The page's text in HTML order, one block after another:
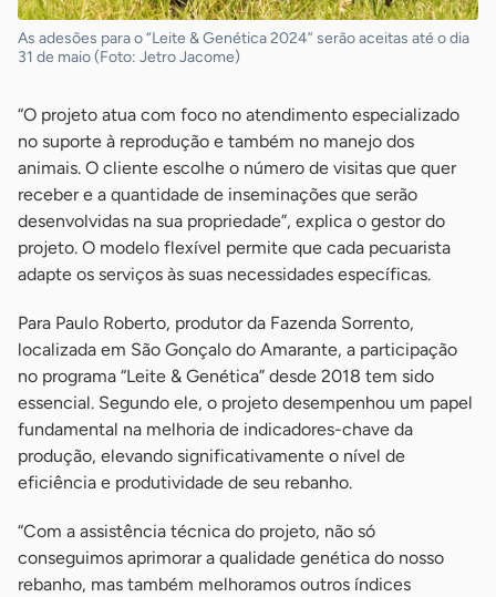
As adesões para o “Leite & Genética 2024” serão aceitas até o dia
31 de maio (Foto: Jetro Jacome)
“O projeto atua com foco no atendimento especializado
no suporte à reprodução e também no manejo dos
animais. O cliente escolhe o número de visitas que quer
receber e a quantidade de inseminações que serão
desenvolvidas na sua propriedade”, explica o gestor do
projeto. O modelo flexível permite que cada pecuarista
adapte os serviços às suas necessidades específicas.
Para Paulo Roberto, produtor da Fazenda Sorrento,
localizada em São Gonçalo do Amarante, a participação
no programa “Leite & Genética” desde 2018 tem sido
essencial. Segundo ele, o projeto desempenhou um papel
fundamental na melhoria de indicadores-chave da
produção, elevando significativamente o nível de
eficiência e produtividade de seu rebanho.
“Com a assistência técnica do projeto, não só
conseguimos aprimorar a qualidade genética do nosso
rebanho, mas também melhoramos outros índices